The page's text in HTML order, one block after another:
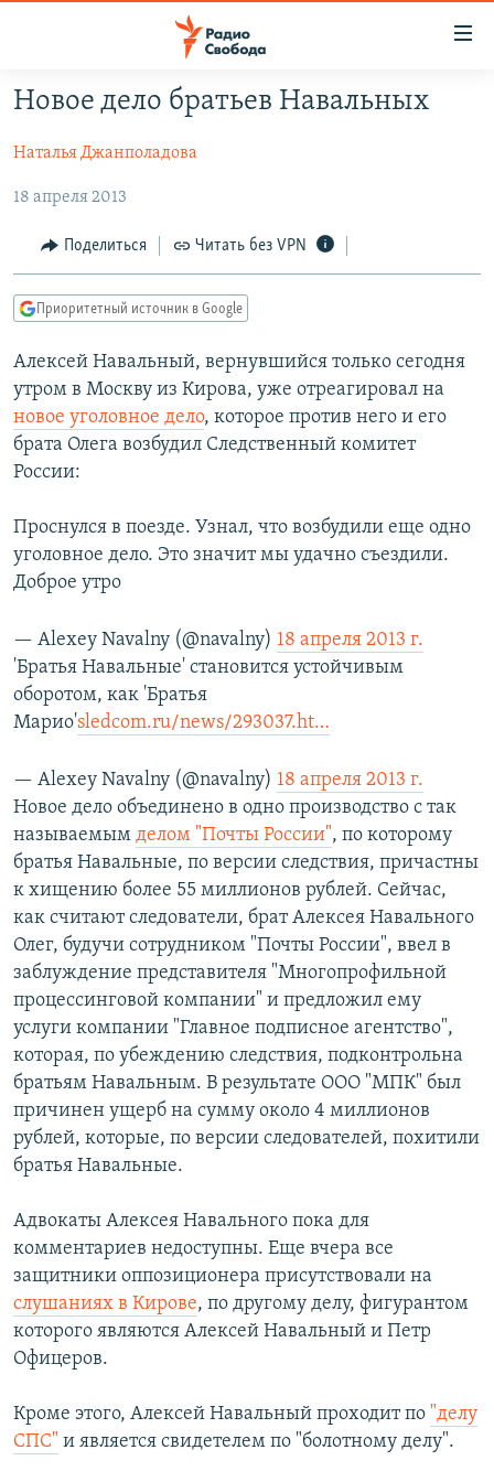
упрощенного
Вернуться
содержанию
Вернутся
главной
навигации
Вернутся
поиску
ПРОГРАММЫ
ПОДКАСТЫ
АВТОРСКИЕ ПРОЕКТЫ
ЦИТАТЫ СВОБОДЫ
МНЕНИЯ
КУЛЬТУРА
IDEL.РЕАЛИИ
КАВКАЗ.РЕАЛИИ
СЕВЕР.РЕАЛИИ
СИБИРЬ.РЕАЛИИ
РАСПИСАНИЕ ВЕЩАНИЯ
ПОДПИШИТЕСЬ НА РАССЫЛКУ
Новое дело братьев Навальных
Наталья Джанполадова
18 апреля 2013
Поделиться Читать без VPN
Приоритетный источник в Google
Алексей Навальный, вернувшийся только сегодня
утром в Москву из Кирова, уже отреагировал на
новое уголовное дело, которое против него и его
брата Олега возбудил Следственный комитет
России:
Проснулся в поезде. Узнал, что возбудили еще одно
уголовное дело. Это значит мы удачно съездили.
Доброе утро
— Alexey Navalny (@navalny) 18 апреля 2013 г.
'Братья Навальные' становится устойчивым
оборотом, как 'Братья
Марио'sledcom.ru/news/293037.ht…
— Alexey Navalny (@navalny) 18 апреля 2013 г.
Новое дело объединено в одно производство с так
называемым делом "Почты России", по которому
братья Навальные, по версии следствия, причастны
к хищению более 55 миллионов рублей. Сейчас,
как считают следователи, брат Алексея Навального
Олег, будучи сотрудником "Почты России", ввел в
заблуждение представителя "Многопрофильной
процессинговой компании" и предложил ему
услуги компании "Главное подписное агентство",
которая, по убеждению следствия, подконтрольна
братьям Навальным. В результате ООО "МПК" был
причинен ущерб на сумму около 4 миллионов
рублей, которые, по версии следователей, похитили
братья Навальные.
Адвокаты Алексея Навального пока для
комментариев недоступны. Еще вчера все
защитники оппозиционера присутствовали на
слушаниях в Кирове, по другому делу, фигурантом
которого являются Алексей Навальный и Петр
Офицеров.
Кроме этого, Алексей Навальный проходит по "делу
СПС" и является свидетелем по "болотному делу".